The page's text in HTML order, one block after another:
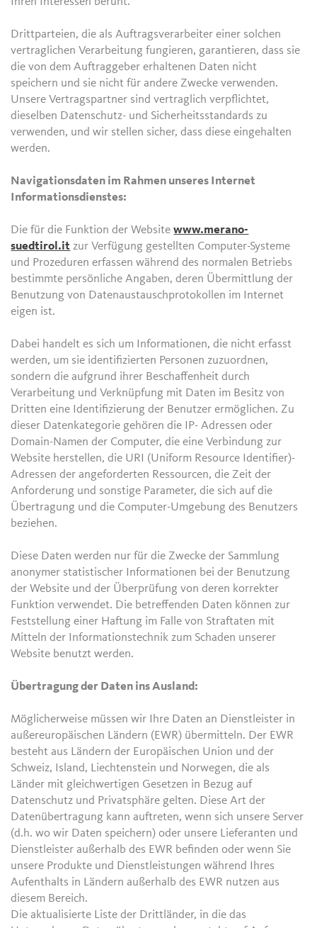
Drittparteien, die als Auftragsverarbeiter einer solchen
vertraglichen Verarbeitung fungieren, garantieren, dass sie
die von dem Auftraggeber erhaltenen Daten nicht
speichern und sie nicht für andere Zwecke verwenden.
Unsere Vertragspartner sind vertraglich verpflichtet,
dieselben Datenschutz- und Sicherheitsstandards zu
verwenden, und wir stellen sicher, dass diese eingehalten
werden.
Navigationsdaten im Rahmen unseres Internet
Informationsdienstes:
Die für die Funktion der Websitewww.merano-
suedtirol.it zur Verfügung gestellten Computer-Systeme
und Prozeduren erfassen während des normalen Betriebs
bestimmte persönliche Angaben, deren Übermittlung der
Benutzung von Datenaustauschprotokollen im Internet
eigen ist.
Dabei handelt es sich um Informationen, die nicht erfasst
werden, um sie identifizierten Personen zuzuordnen,
sondern die aufgrund ihrer Beschaffenheit durch
Verarbeitung und Verknüpfung mit Daten im Besitz von
Dritten eine Identifizierung der Benutzer ermöglichen. Zu
dieser Datenkategorie gehören die IP- Adressen oder
Domain-Namen der Computer, die eine Verbindung zur
Website herstellen, die URI (Uniform Resource Identifier)-
Adressen der angeforderten Ressourcen, die Zeit der
Anforderung und sonstige Parameter, die sich auf die
Übertragung und die Computer-Umgebung des Benutzers
beziehen.
Diese Daten werden nur für die Zwecke der Sammlung
anonymer statistischer Informationen bei der Benutzung
der Website und der Überprüfung von deren korrekter
Funktion verwendet. Die betreffenden Daten können zur
Feststellung einer Haftung im Falle von Straftaten mit
Mitteln der Informationstechnik zum Schaden unserer
Website benutzt werden.
Übertragung der Daten ins Ausland:
Möglicherweise müssen wir Ihre Daten an Dienstleister in
außereuropäischen Ländern (EWR) übermitteln. Der EWR
besteht aus Ländern der Europäischen Union und der
Schweiz, Island, Liechtenstein und Norwegen, die als
Länder mit gleichwertigen Gesetzen in Bezug auf
Datenschutz und Privatsphäre gelten. Diese Art der
Datenübertragung kann auftreten, wenn sich unsere Server
(d.h. wo wir Daten speichern) oder unsere Lieferanten und
Dienstleister außerhalb des EWR befinden oder wenn Sie
unsere Produkte und Dienstleistungen während Ihres
Aufenthalts in Ländern außerhalb des EWR nutzen aus
diesem Bereich.
Die aktualisierte Liste der Drittländer, in die das